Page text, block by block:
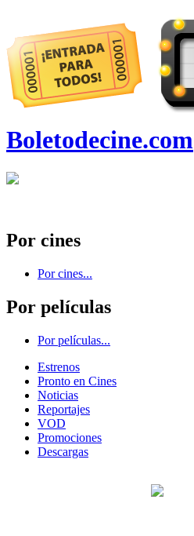
Boletodecine.com
Por cines
Por cines...
Por películas
Por películas...
Estrenos
Pronto en Cines
Noticias
Reportajes
VOD
Promociones
Descargas